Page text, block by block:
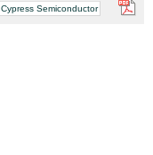
Cypress Semiconductor